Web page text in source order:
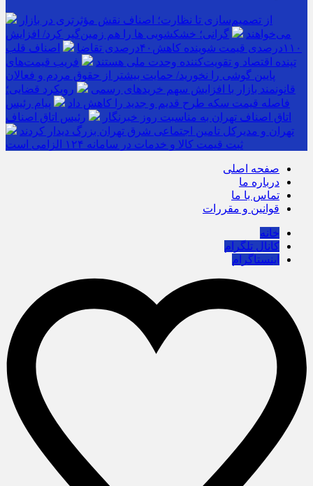
از تصمیم‌سازی تا نظارت؛ اصناف نقش مؤثرتری در بازار
می‌خواهند
گرانی؛ خشکشویی‌ ها را هم زمین‌گیر کرد/ افزایش
۱۱۰درصدی قیمت شوینده کاهش۴۰درصدی تقاضا
اصناف قلب
تپنده اقتصاد و تقویت‌کننده وحدت ملی هستند
فریب قیمت‌های
پایین گوشی را نخورید/ حمایت بیشتر از حقوق مردم و فعالان
قانونمند بازار با افزایش سهم خریدهای رسمی
رویکرد قضایی؛
فاصله قیمت سکه طرح قدیم و جدید را کاهش داد
پیام رئیس
اتاق اصناف تهران به مناسبت روز خبرنگار
رئیس اتاق اصناف
تهران و مدیرکل تامین اجتماعی شرق تهران بزرگ دیدار کردند
ثبت قیمت کالا و خدمات در سامانه ۱۲۴ الزامی است
صفحه اصلی
درباره ما
تماس با ما
قوانین و مقررات
خانه
کانال تلگرام
اینستاگرام